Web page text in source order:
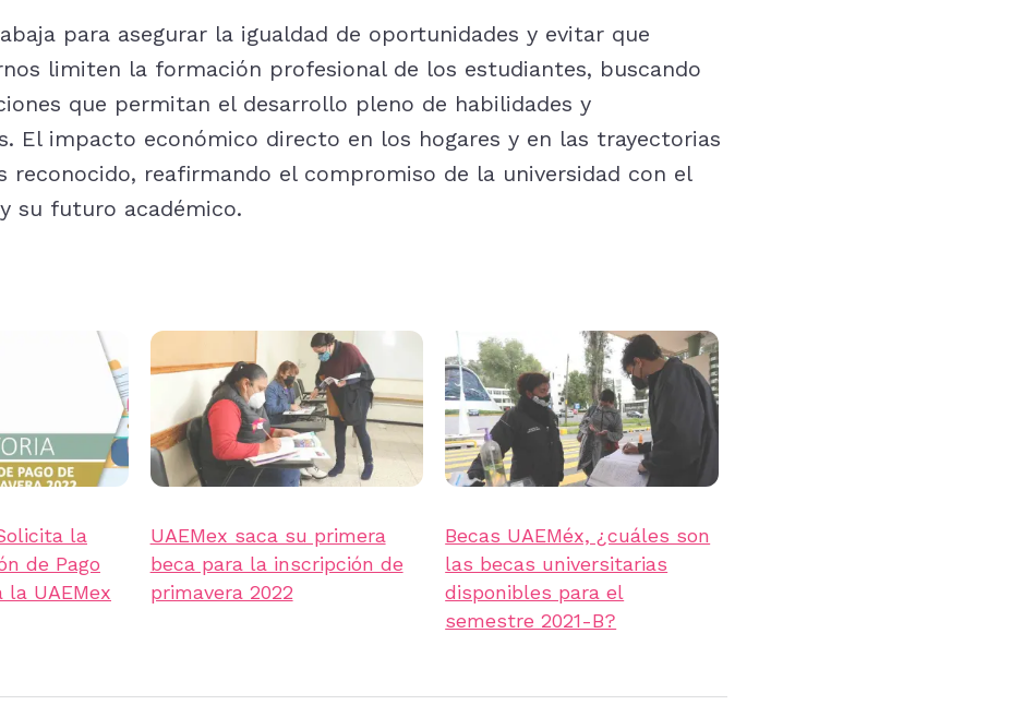
para asegurar la igualdad de oportunidades y evitar que
limiten la formación profesional de los estudiantes, buscando
que permitan el desarrollo pleno de habilidades y
El impacto económico directo en los hogares y en las trayectorias
reconocido, reafirmando el compromiso de la universidad con el
su futuro académico.
la
de Pago
la UAEMex
UAEMex saca su primera
beca para la inscripción de
primavera 2022
Becas UAEMéx, ¿cuáles son
las becas universitarias
disponibles para el
semestre 2021-B?